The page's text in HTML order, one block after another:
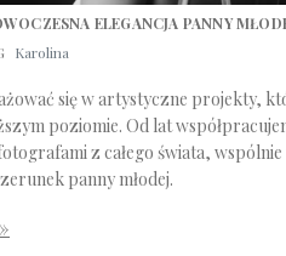
ELEGANCJA PANNY
Karolina
się w artystyczne projekty,
poziomie. Od lat
z całego świata,
panny młodej.